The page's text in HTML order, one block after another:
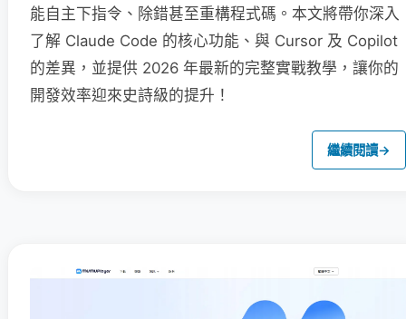
能自主下指令、除錯甚至重構程式碼。本文將帶你深入
了解 Claude Code 的核心功能、與 Cursor 及 Copilot
的差異，並提供 2026 年最新的完整實戰教學，讓你的
開發效率迎來史詩級的提升！
繼續閱讀→